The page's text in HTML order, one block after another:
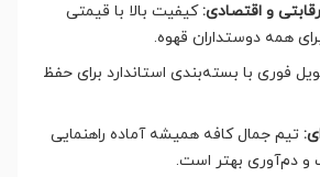
و اقتصادی: کیفیت بالا با قیمتی
همه دوستداران قهوه.
فوری با بسته‌بندی استاندارد برای حفظ
تیم جمال کافه همیشه آماده راهنمایی
و دم‌آوری بهتر است.